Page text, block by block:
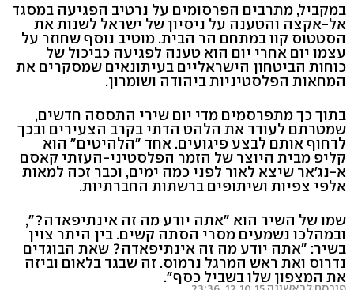
במקביל, מתרבים הפרסומים על נרטיב הפגיעה במסגד
אל-אקצה והטענה על ניסיון של ישראל לשנות את
הסטטוס קוו במתחם הר הבית. מוטיב נוסף שחוזר על
עצמו יום אחרי יום הוא טענה לפגיעה כביכול של
כוחות הביטחון הישראליים בעיתונאים שמסקרים את
המחאות הפלסטיניות ביהודה ושומרון.
בתוך כך מתפרסמים מדי יום שירי התססה חדשים,
שמטרתם לעודד את הלהט הדתי בקרב הצעירים ובכך
לדחוף אותם לבצע פיגועים. אחד "הלהיטים" הוא
קליפ מבית היוצר של הזמר הפלסטיני-העזתי קאסם
א-נג'אר שיצא לאור לפני כמה ימים, וכבר זכה למאות
אלפי צפיות ושיתופים ברשתות החברתיות.
שמו של השיר הוא "אתה יודע מה זה אינתיפאדה?",
ובמהלכו נשמעים מסרי הסתה קשים. בין היתר צוין
בשיר: "אתה יודע מה זה אינתיפאדה? שאת הבוגדים
נדרוס ואת ראש המרגל נרמוס. זה שבגד בלאום וביזה
את המצפון שלו בשביל כסף".